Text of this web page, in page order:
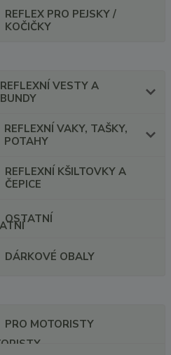
REFLEX PRO PEJSKY /
KOČIČKY
REFLEXNÍ VESTY A
BUNDY
REFLEXNÍ VAKY, TAŠKY,
POTAHY
REFLEXNÍ KŠILTOVKY A
ČEPICE
OSTATNÍ
DÁRKOVÉ OBALY
PRO MOTORISTY